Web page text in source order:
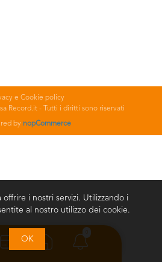
e Cookie policy
Record.it - Tutti i diritti sono riservati
by nopCommerce
offrire i nostri servizi. Utilizzando i
al nostro utilizzo dei cookie.
OK